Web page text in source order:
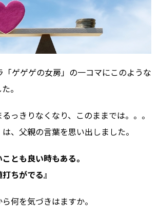
「ゲゲゲの女房」の一コマにこのような
。
っきりなくなり、このままでは。。。
、父親の言葉を思い出しました。
とも良い時もある。
ちがでる』
何を気づきはますか。